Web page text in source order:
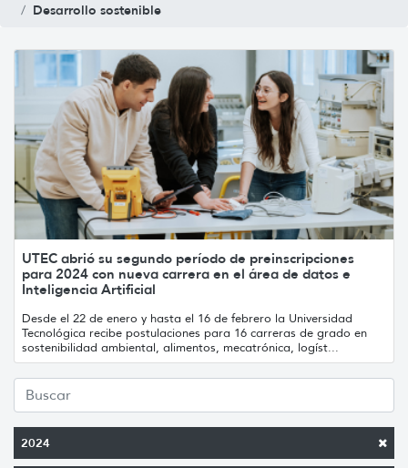
Desarrollo sostenible
2024
UTEC abrió su segundo período de preinscripciones
para 2024 con nueva carrera en el área de datos e
Inteligencia Artificial
Desde el 22 de enero y hasta el 16 de febrero la Universidad
Tecnológica recibe postulaciones para 16 carreras de grado en
sostenibilidad ambiental, alimentos, mecatrónica, logíst...